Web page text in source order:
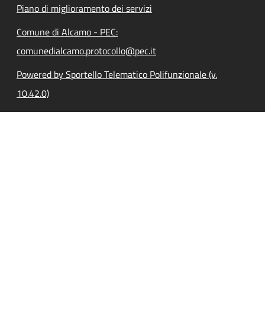
Piano di miglioramento dei servizi
Comune di Alcamo - PEC:
comunedialcamo.protocollo@pec.it
Powered by Sportello Telematico Polifunzionale (v.
10.42.0)